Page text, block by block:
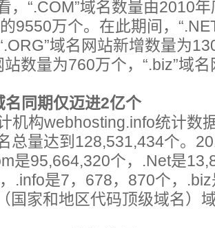
，“.COM”域名数量由2010
9550万个。在此期间，
域名网站新增数量为
站数量为760万个，“.biz”域
名同期仅迈进2亿个
机构webhosting.info统计数
总量达到128,531,434个。
是95,664,320个，.Net是
.info是7，678，870个，
国家和地区代码顶级域名）